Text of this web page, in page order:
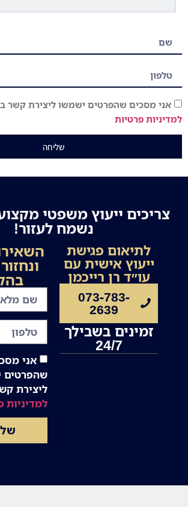
אני מסכים שהפרטים ישמשו ליצירת קשר
למדיניות פרטיות
שליחה
צריכים ייעוץ משפטי
נשמח לעזור!
לתיאום פגישת
ייעוץ אישית עם
עו״ד רן רייכמן
073-783-
2639
זמינים בשבילך
24/7
אני
שהפרטים
ליצירת
למדיניות